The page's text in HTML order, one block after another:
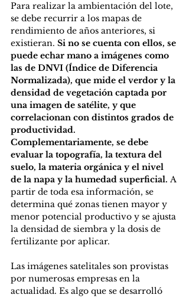
Para realizar la ambientación del lote,
se debe recurrir a los mapas de
rendimiento de años anteriores, si
existieran. Si no se cuenta con ellos, se
puede echar mano a imágenes como
las de DNVI (Índice de Diferencia
Normalizada), que mide el verdor y la
densidad de vegetación captada por
una imagen de satélite, y que
correlacionan con distintos grados de
productividad.
Complementariamente, se debe
evaluar la topografía, la textura del
suelo, la materia orgánica y el nivel
de la napa y la humedad superficial. A
partir de toda esa información, se
determina qué zonas tienen mayor y
menor potencial productivo y se ajusta
la densidad de siembra y la dosis de
fertilizante por aplicar.
Las imágenes satelitales son provistas
por numerosas empresas en la
actualidad. Es algo que se desarrolló